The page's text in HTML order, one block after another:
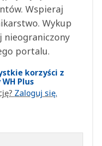
Wspieraj
Wykup
nieograniczony
portalu.
korzyści z
Plus
Zaloguj się.